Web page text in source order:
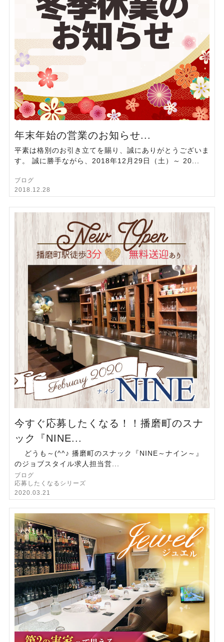
年末年始の営業のお知らせ...
平素は格別のお引き立てを賜り、誠にありがとうございま
す。 誠に勝手ながら、2018年12月29日（土）～ 20...
ブログ
2018.12.28
今すぐ応募したくなる！！播磨町のスナ
ック『NINE...
どうも～(^^♪ 播磨町のスナック『NINE～ナイン～』
のジョブスタイル求人担当営...
ブログ
応募したくなるシリーズ
2020.03.21